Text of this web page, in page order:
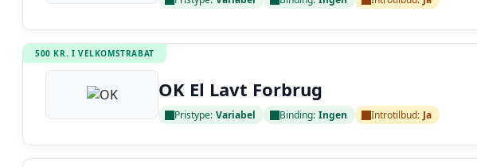
500 KR. I VELKOMSTRABAT
OK El Lavt Forbrug
Pristype: Variabel Binding: Ingen Introtilbud: Ja